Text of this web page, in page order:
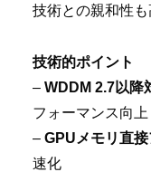
技術との親和性も
技術的ポイント
– WDDM 2.7以降
フォーマンス向上
– GPUメモリ直
速化